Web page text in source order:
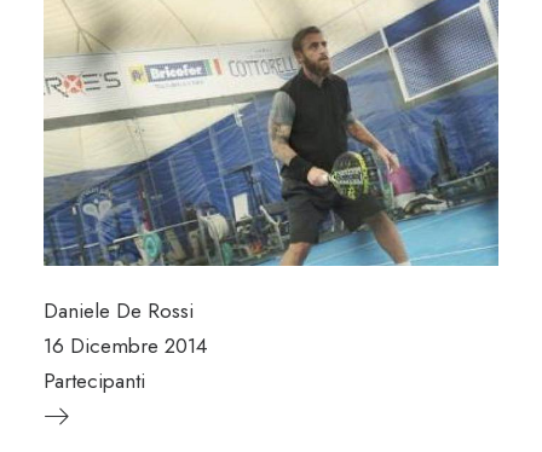
Daniele De Rossi
16 Dicembre 2014
Partecipanti